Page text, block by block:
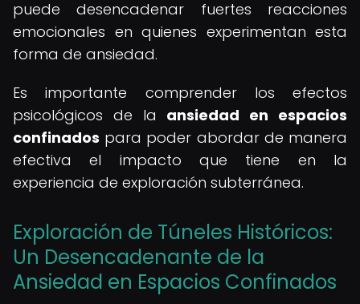
puede desencadenar fuertes reacciones
emocionales en quienes experimentan esta
forma de ansiedad.
Es importante comprender los efectos
psicológicos de la ansiedad en espacios
confinados para poder abordar de manera
efectiva el impacto que tiene en la
experiencia de exploración subterránea.
Exploración de Túneles Históricos:
Un Desencadenante de la
Ansiedad en Espacios Confinados